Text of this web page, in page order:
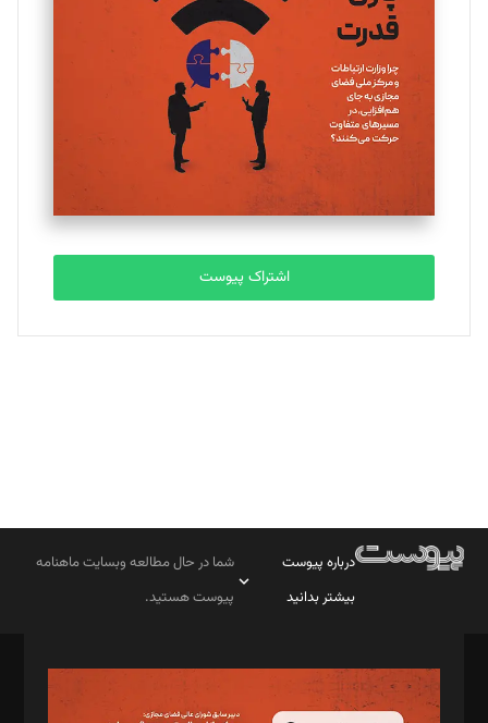
اشتراک پیوست
درباره پیوست
بیشتر بدانید
شما در حال مطالعه وبسایت ماهنامه
پیوست هستید.
مدیر مسئول: محمدباقر اثنی‌عشری
سردبیر: مهرک محمودی